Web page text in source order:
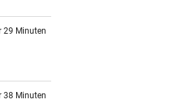
29 Minuten
38 Minuten